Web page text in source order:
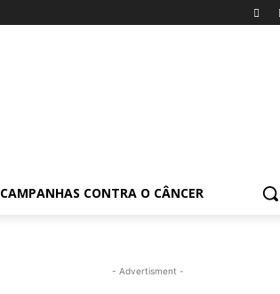
CAMPANHAS CONTRA O CÂNCER
- Advertisment -